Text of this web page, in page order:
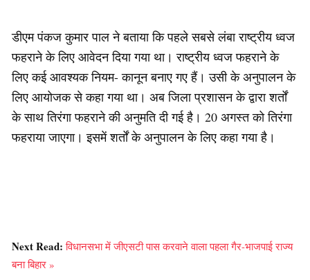
डीएम पंकज कुमार पाल ने बताया कि पहले सबसे लंबा राष्ट्रीय ध्वज
फहराने के लिए आवेदन दिया गया था। राष्ट्रीय ध्वज फहराने के
लिए कई आवश्यक नियम- कानून बनाए गए हैं। उसी के अनुपालन के
लिए आयोजक से कहा गया था। अब जिला प्रशासन के द्वारा शर्तों
के साथ तिरंगा फहराने की अनुमति दी गई है। 20 अगस्त को तिरंगा
फहराया जाएगा। इसमें शर्तों के अनुपालन के लिए कहा गया है।
Next Read:विधानसभा में जीएसटी पास करवाने वाला पहला गैर-भाजपाई राज्य
बना बिहार »